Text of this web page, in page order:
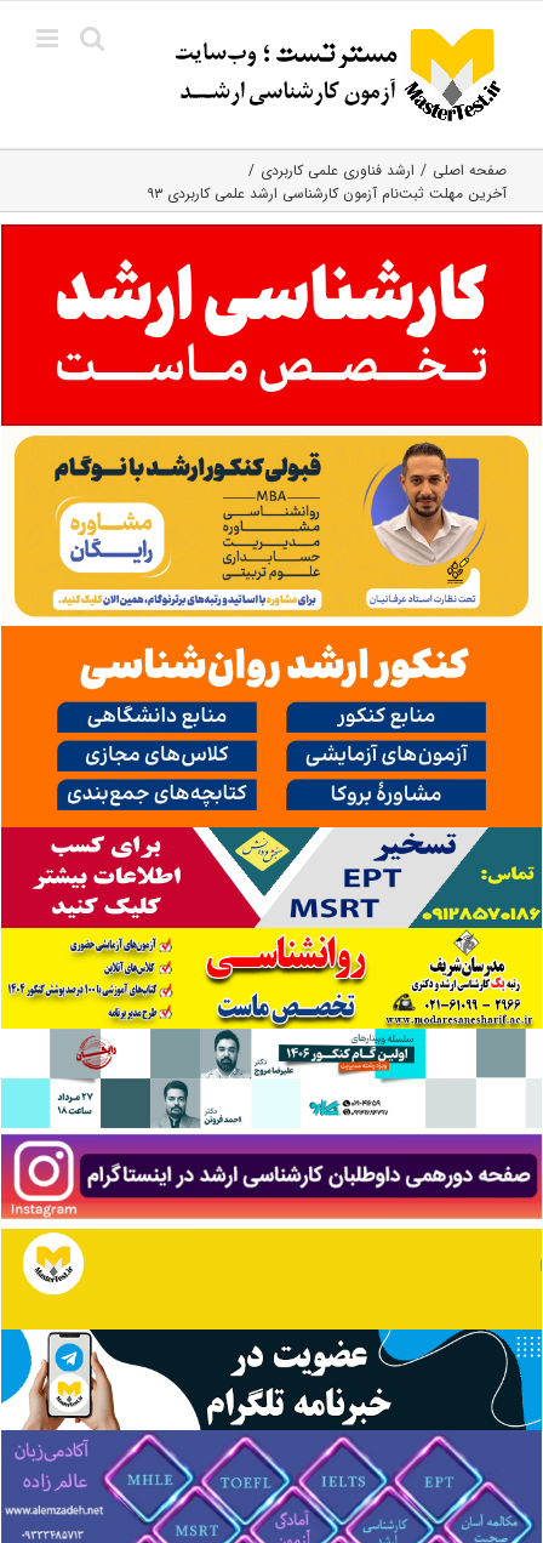
content
صفحه اصلی
ارشد فناوری علمی کاربردی
آخرین مهلت ثبت‌نام آزمون کارشناسی ارشد علمی کاربردی ۹۳